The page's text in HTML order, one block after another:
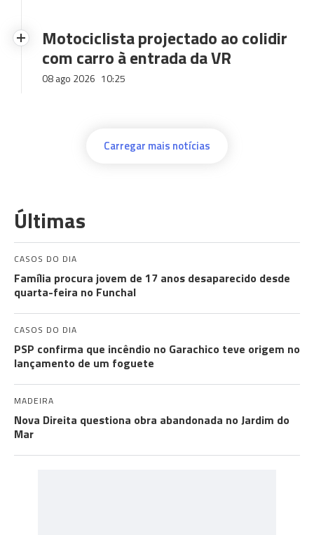
Motociclista projectado ao colidir
com carro à entrada da VR
08 ago 2026 10:25
Carregar mais notícias
Últimas
CASOS DO DIA
Família procura jovem de 17 anos desaparecido desde
quarta-feira no Funchal
CASOS DO DIA
PSP confirma que incêndio no Garachico teve origem no
lançamento de um foguete
MADEIRA
Nova Direita questiona obra abandonada no Jardim do
Mar